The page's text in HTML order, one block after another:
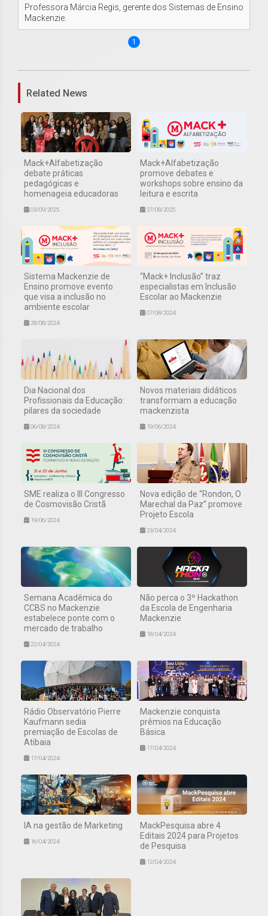
Professora Márcia Regis, gerente dos Sistemas de Ensino
Mackenzie.
1
Related News
Mack+Alfabetização
debate práticas
pedagógicas e
homenageia educadoras
03/09/2025
Mack+Alfabetização
promove debates e
workshops sobre ensino da
leitura e escrita
27/08/2025
Sistema Mackenzie de
Ensino promove evento
que visa a inclusão no
ambiente escolar
28/08/2024
“Mack+ Inclusão” traz
especialistas em Inclusão
Escolar ao Mackenzie
07/08/2024
Dia Nacional dos
Profissionais da Educação:
pilares da sociedade
06/08/2024
Novos materiais didáticos
transformam a educação
mackenzista
19/06/2024
SME realiza o III Congresso
de Cosmovisão Cristã
19/06/2024
Nova edição de “Rondon, O
Marechal da Paz” promove
Projeto Escola
23/04/2024
Semana Acadêmica do
CCBS no Mackenzie
estabelece ponte com o
mercado de trabalho
22/04/2024
Não perca o 3º Hackathon
da Escola de Engenharia
Mackenzie
18/04/2024
Rádio Observatório Pierre
Kaufmann sedia
premiação de Escolas de
Atibaia
17/04/2024
Mackenzie conquista
prêmios na Educação
Básica
17/04/2024
IA na gestão de Marketing
16/04/2024
MackPesquisa abre 4
Editais 2024 para Projetos
de Pesquisa
12/04/2024